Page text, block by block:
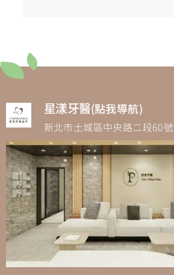
星漾牙醫(點我導航)
新北市土城區中央路二段60號